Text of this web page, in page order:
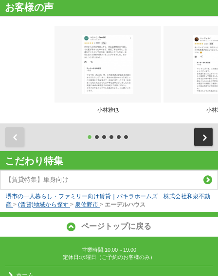
お客様の声
小林雅也 小林
こだわり特集
【賃貸特集】単身向け
堺市の一人暮らし・ファミリー向け賃貸｜パキラホームズ 株式会社和泉不動
産 > (賃貸)地域から探す > 泉佐野市 > エーデルハウス
ページトップに戻る
営業時間:10:00～19:00
定休日:水曜日（ご予約のお客様のみ）